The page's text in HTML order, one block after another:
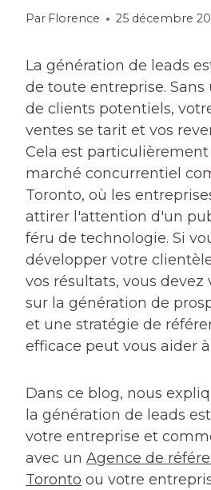
Par Florence 25 décembre
La génération de leads
de toute entreprise.
de clients potentiels,
ventes se tarit et vos
Cela est particulièrement
marché concurrentiel
Toronto, où les
attirer l'attention d'un
féru de technologie. Si
développer votre
vos résultats, vous
sur la génération de
et une stratégie de
efficace peut vous aider
Dans ce blog, nous
la génération de leads
votre entreprise et
avec un Agence de
Toronto ou votre